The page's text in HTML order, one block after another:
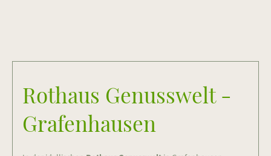
Rothaus Genusswelt -
Grafenhausen